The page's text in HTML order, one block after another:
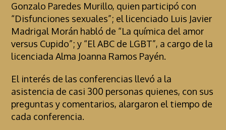
Gonzalo Paredes Murillo, quien participó con
“Disfunciones sexuales”; el licenciado Luis Javier
Madrigal Morán habló de “La química del amor
versus Cupido”; y “El ABC de LGBT”, a cargo de la
licenciada Alma Joanna Ramos Payén.
El interés de las conferencias llevó a la
asistencia de casi 300 personas quienes, con sus
preguntas y comentarios, alargaron el tiempo de
cada conferencia.